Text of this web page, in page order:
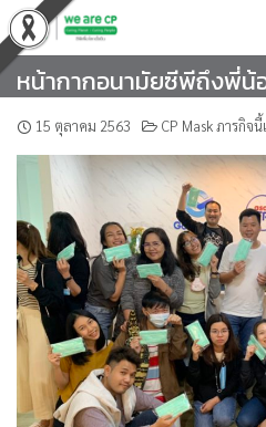
Skip
to
content
หน้ากากอนามัยซีพีถึงพี่น้
15 ตุลาคม 2563 CP Mask ภารกิจ